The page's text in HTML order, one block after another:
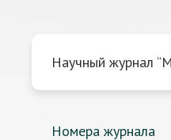
Научный журнал
Номера журнала